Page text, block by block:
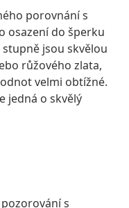
porovnání s
osazení do šperku
jsou skvělou
růžového zlata,
velmi obtížné.
jedná o skvělý
s